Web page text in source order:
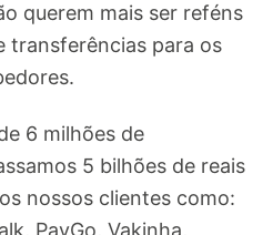
querem mais ser reféns
transferências para os
6 milhões de
5 bilhões de reais
nossos clientes como:
PayGo, Vakinha,